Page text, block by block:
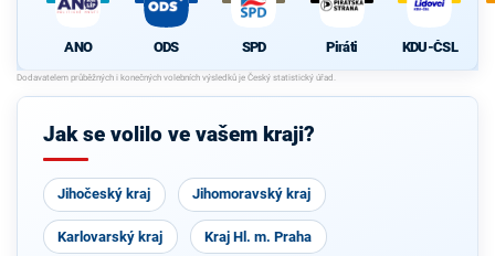
ANO ODS SPD Piráti KDU-ČSL
Jak se volilo ve vašem kraji?
Jihočeský kraj Jihomoravský kraj
Karlovarský kraj Kraj Hl. m. Praha